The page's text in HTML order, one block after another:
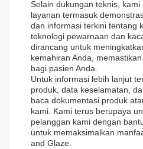
Selain dukungan teknis,
layanan termasuk
dan informasi terkini tentang
teknologi pewarnaan dan
dirancang untuk
kemahiran Anda,
bagi pasien Anda.
Untuk informasi lebih lanjut
produk, data keselamatan,
baca dokumentasi produk
kami. Kami terus berupaya
pelanggan kami dengan
untuk memaksimalkan
and Glaze.